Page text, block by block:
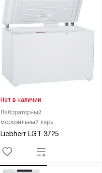
Лабораторный
морозильный ларь
Liebherr LGT 3725
Нет в наличии